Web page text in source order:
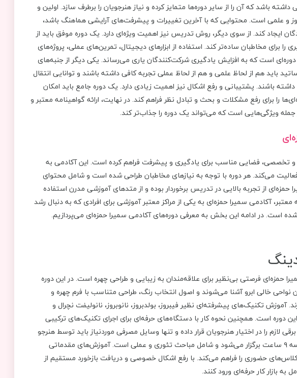
باشد که آن را از سایر دوره‌ها متمایز کرده و نیاز هنرجویان را برطرف سازد. اولین و
و علمی است. محتوایی که با آخرین تغییرات و پیشرفت‌های آرایشی هماهنگ باشد،
ایجاد کند. از سوی دیگر، روش تدریس نیز اهمیت ویژه‌ای دارد. یک دوره موفق باید از
برای مخاطبان ساده‌تر کند. استفاده از ابزارهای دیجیتال، تمرین‌های عملی، پروژه‌های
است که به افزایش یادگیری شرکت‌کنندگان یاری می‌رساند. یکی دیگر از جنبه‌های
باید هم از لحاظ علمی و هم از لحاظ عملی تجربه کافی داشته باشند و توانایی انتقال
باشند. پشتیبانی و رفع اشکال نیز اهمیت زیادی دارد. یک دوره جامع باید امکان
را برای رفع مشکلات و بحث و تبادل ‌نظر فراهم کند. در نهایت، ارائه گواهینامه معتبر و
جمله ویژگی‌هایی است که می‌تواند یک دوره را جذاب‌تر کند.
و تخصصی، فضایی مناسب برای یادگیری و پیشرفت فراهم کرده است. این آکادمی به
می‌کند. هر دوره با توجه به نیازهای مخاطبان طراحی شده است و شامل محتوای
حمزه‌ای از تجربه بالایی در تدریس برخوردار بوده و از متدهای آموزشی مدرن استفاده
معتبر، آکادمی سمیرا حمزه‌ای به یکی از مراکز معتبر آموزشی برای افرادی که به دنبال رشد
است. در ادامه این بخش به معرفی دوره‌های آکادمی سمیرا حمزه‌ای می‌پردازیم.
حمزه‌ای فرصتی بی‌نظیر برای علاقه‌مندان به زیبایی و طراحی چهره است. در این دوره
نواحی خالی ابرو آشنا می‌شوند و اصول انتخاب رنگ، طراحی متناسب با فرم چهره و
تکنیک‌های پیشرفته‌ای نظیر فیبروز، بولدبروز، نانوبروز، نانولیفت نچرال و
دوره است. همچنین نحوه کار با دستگاه‌های حرفه‌ای برای اجرای تکنیک‌های ترکیبی
را در اختیار هنرجویان قرار داده و تنها وسایل مصرفی موردنیاز باید توسط هنرجو
تهیه شود. این دوره طی ۳ روز فشرده و هر جلسه ۹ ساعت برگزار می‌شود و شامل مباحث تئوری و عملی است. آموزش‌های مقدماتی
حضوری را فراهم می‌کند. با رفع اشکال خصوصی و دریافت بازخورد مستقیم از
به بازار کار حرفه‌ای ورود کنند.